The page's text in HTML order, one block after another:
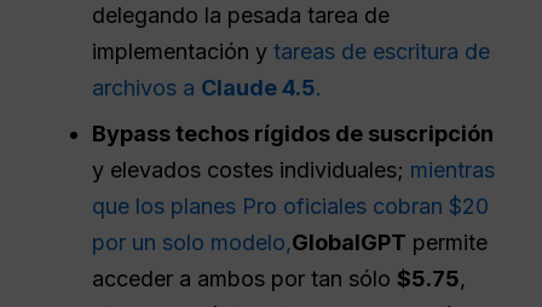
delegando la pesada tarea de
implementación ytareas de escritura de
archivos a Claude 4.5.
Bypass techos rígidos de suscripción
y elevados costes individuales; mientras
que los planes Pro oficiales cobran $20
por un solo modelo,GlobalGPT permite
acceder a ambos por tan sólo$5.75,